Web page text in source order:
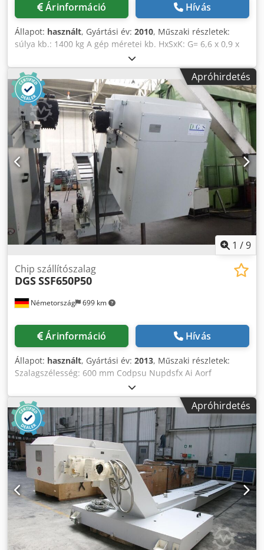
Árinformáció Hívás
Állapot: használt, Gyártási év: 2010, Műszaki részletek:
súlya kb.: 1400 kg A gép méretei kb. HxSxK: G= 6,6 x 0,9 x
3,8 m Crsdju Nun Hjpfx Ai Ajf Teljes teljesítményigény: 0,75
kW Robusztus acéllemez szerkezetből készült. Ez egy
kaparós szalagszállító. Beömlőszélesség: F1 = 480 mm;
beömlőhossz: 750 mm. Kiürítés: magasság = 3 200 mm;
Bevezetés (a gép alá történő betáplálás): Magasság = B=
370mm + felépítmény 300mm = 670mm és szélesség F =
580mm és hossz A= 2.230mm. A forgácsszállítót álló
helyzetben kell elhelyezni. *
Apróhirdetés
1 /9
Németország 699 km
Chip szállítószalag
DGSSSF650P50
Árinformáció Hívás
Állapot: használt, Gyártási év: 2013, Műszaki részletek:
Szalagszélesség: 600 mm Codpsu Nupdsfx Ai Aorf
Feszültség: 460 / 60 V / Hz Teljes teljesítményigény: 3,5 kW
A gép tömege kb.: 2300 kg A gép méretei kb. HxSxK: kb. 9,0
x 1,4 x 3,0 m Csuklós szalagszállító, nem használt
Hűtőfolyadék-tartállyal, szivattyúval (merülő
centrifugálszivattyú) Szállítási teljesítmény 250 l/perc = 25
m szállítási magassághoz elegendő. A forgács behelyezési
hossza (A) max. 3000 mm (rögzítés gumibevonatú
fémlemez tálcával 3000 x 1100 mm) Teljes behelyezési
hossz 5000 mm Szalagszélesség (H) 600mm Kiürítési
magasság (C) a padló felett 1800 mm A forgácsszállító alul
4x elforgatható kerekekkel rendelkezik, és csavarokkal a
padlóhoz rögzíthető. *
Apróhirdetés